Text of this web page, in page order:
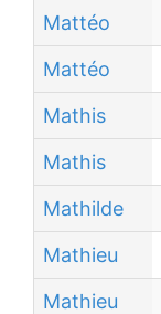
Mattéo
Mattéo
Mathis
Mathis
Mathilde
Mathieu
Mathieu